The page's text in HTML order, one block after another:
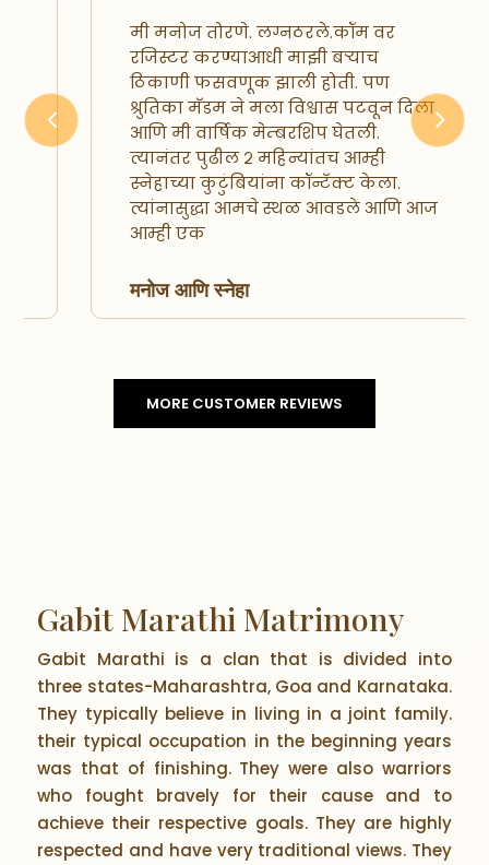
मी मनोज तोरणे. लग्नठरले.कॉम वर
रजिस्टर करण्याआधी माझी बऱ्याच
ठिकाणी फसवणूक झाली होती. पण
श्रुतिका मॅडम ने मला विश्वास पटवून दिला
आणि मी वार्षिक मेम्बरशिप घेतली.
त्यानंतर पुढील २ महिन्यांतच आम्ही
स्नेहाच्या कुटुंबियांना कॉन्टॅक्ट केला.
त्यांनासुद्धा आमचे स्थळ आवडले आणि आज
आम्ही एक
मनोज आणि स्नेहा
MORE CUSTOMER REVIEWS
Gabit Marathi Matrimony
Gabit Marathi is a clan that is divided into
three states-Maharashtra, Goa and Karnataka.
They typically believe in living in a joint family.
their typical occupation in the beginning years
was that of finishing. They were also warriors
who fought bravely for their cause and to
achieve their respective goals. They are highly
respected and have very traditional views. They